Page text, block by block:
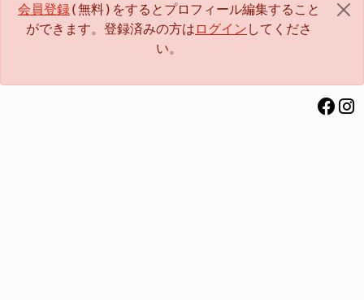
会員登録(無料)をするとプロフィール編集すること
ができます。登録済みの方は ログイン してくださ
い。